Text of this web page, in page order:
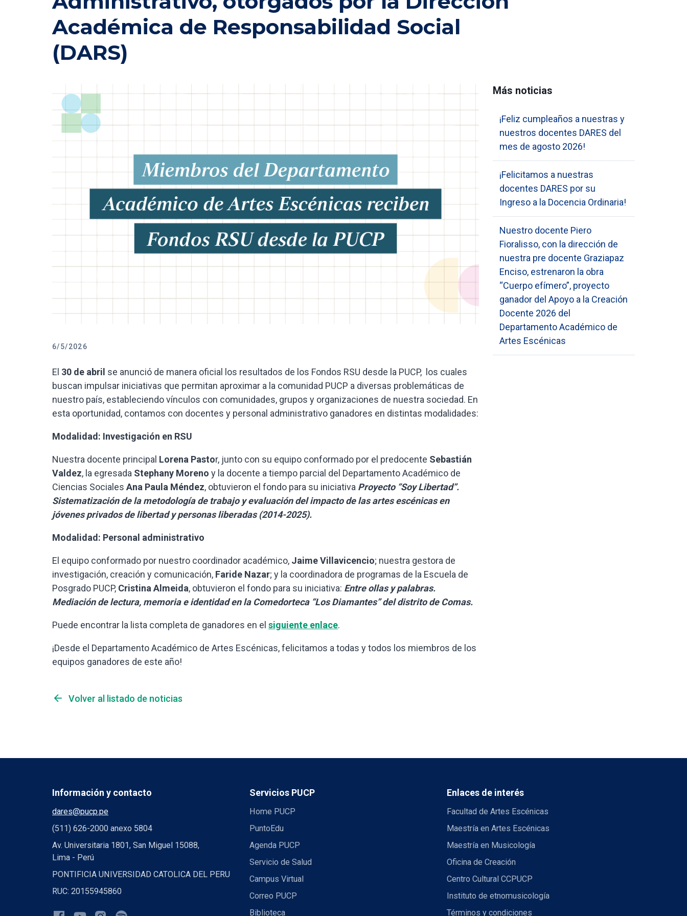
Académica de Responsabilidad Social
(DARS)
6/5/2026
El 30 de abril se anunció de manera oficial los resultados de los Fondos RSU desde la PUCP, los cuales
buscan impulsar iniciativas que permitan aproximar a la comunidad PUCP a diversas problemáticas de
nuestro país, estableciendo vínculos con comunidades, grupos y organizaciones de nuestra sociedad. En
esta oportunidad, contamos con docentes y personal administrativo ganadores en distintas modalidades:
Modalidad: Investigación en RSU
Nuestra docente principal Lorena Pastor, junto con su equipo conformado por el predocente Sebastián
Valdez, la egresada Stephany Moreno y la docente a tiempo parcial del Departamento Académico de
Ciencias Sociales Ana Paula Méndez, obtuvieron el fondo para su iniciativa Proyecto “Soy Libertad”.
Sistematización de la metodología de trabajo y evaluación del impacto de las artes escénicas en
jóvenes privados de libertad y personas liberadas (2014-2025).
Modalidad: Personal administrativo
El equipo conformado por nuestro coordinador académico, Jaime Villavicencio; nuestra gestora de
investigación, creación y comunicación, Faride Nazar; y la coordinadora de programas de la Escuela de
Posgrado PUCP, Cristina Almeida, obtuvieron el fondo para su iniciativa: Entre ollas y palabras.
Mediación de lectura, memoria e identidad en la Comedorteca “Los Diamantes” del distrito de Comas.
Puede encontrar la lista completa de ganadores en el siguiente enlace.
¡Desde el Departamento Académico de Artes Escénicas, felicitamos a todas y todos los miembros de los
equipos ganadores de este año!
arrow_back Volver al listado de noticias
Más noticias
¡Feliz cumpleaños a nuestras y
nuestros docentes DARES del
mes de agosto 2026!
¡Felicitamos a nuestras
docentes DARES por su
Ingreso a la Docencia Ordinaria!
Nuestro docente Piero
Fioralisso, con la dirección de
nuestra pre docente Graziapaz
Enciso, estrenaron la obra
“Cuerpo efímero”, proyecto
ganador del Apoyo a la Creación
Docente 2026 del
Departamento Académico de
Artes Escénicas
Información y contacto
dares@pucp.pe
(511) 626-2000 anexo 5804
Av. Universitaria 1801, San Miguel 15088,
Lima - Perú
PONTIFICIA UNIVERSIDAD CATOLICA DEL PERU
RUC: 20155945860
Servicios PUCP
Home PUCP
PuntoEdu
Agenda PUCP
Servicio de Salud
Campus Virtual
Correo PUCP
Biblioteca
Enlaces de interés
Facultad de Artes Escénicas
Maestría en Artes Escénicas
Maestría en Musicología
Oficina de Creación
Centro Cultural CCPUCP
Instituto de etnomusicología
Términos y condiciones